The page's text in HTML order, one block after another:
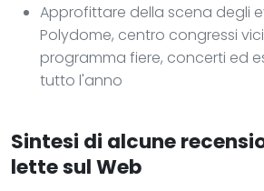
Approfittare della scena degli
Polydome, centro congressi
programma fiere, concerti ed
tutto l'anno
Sintesi di alcune
lette sul Web